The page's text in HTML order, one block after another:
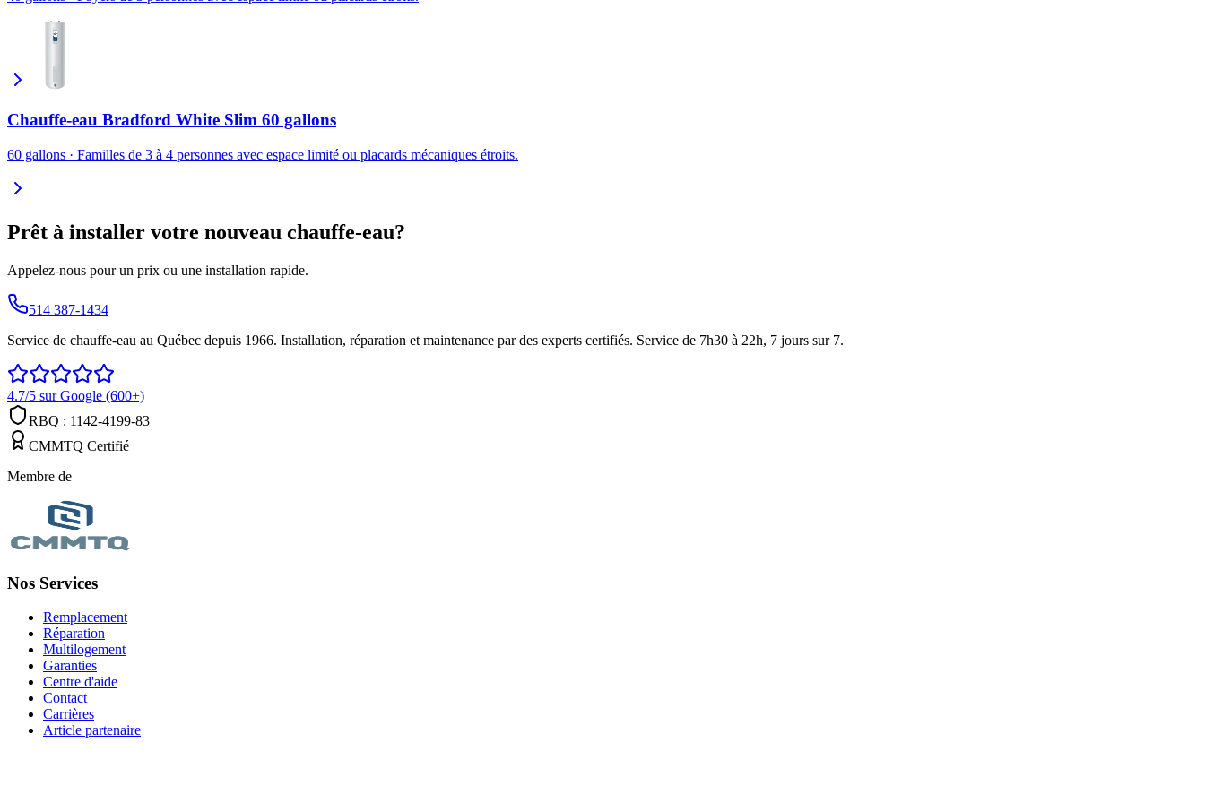
Chauffe-eau Bradford White Slim 60 gallons
60 gallons · Familles de 3 à 4 personnes avec espace limité ou placards mécaniques étroits.
Prêt à installer votre nouveau chauffe-eau?
Appelez-nous pour un prix ou une installation rapide.
514 387-1434
Service de chauffe-eau au Québec depuis 1966. Installation, réparation et maintenance par des experts certifiés. Service de 7h30 à 22h, 7 jours sur 7.
4.7/5 sur Google (600+)
RBQ : 1142-4199-83
CMMTQ Certifié
Membre de
Nos Services
Remplacement
Réparation
Multilogement
Garanties
Centre d'aide
Contact
Carrières
Article partenaire